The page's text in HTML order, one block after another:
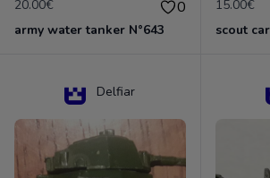
20.00€ 0
army water tanker N°643
15.00€
scout
Delfiar